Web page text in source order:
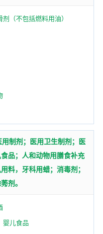
（不包括燃料用油）
用制剂；医用卫生制剂；医
品；人和动物用膳食补充
料，牙科用蜡；消毒剂；
剂。
婴儿食品